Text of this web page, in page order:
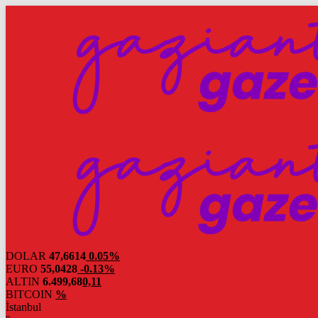
DOLAR 47,6614 0.05%
EURO 55,0428 -0.13%
ALTIN 6.499,680,11
BITCOIN %
İstanbul